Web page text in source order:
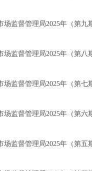
场监督管理局2025年（第
场监督管理局2025年（第
场监督管理局2025年（第
场监督管理局2025年（第
场监督管理局2025年（第